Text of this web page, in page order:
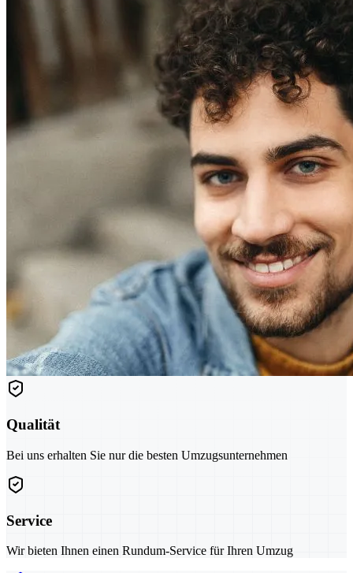
Qualität
Bei uns erhalten Sie nur die besten Umzugsunternehmen
Service
Wir bieten Ihnen einen Rundum-Service für Ihren Umzug